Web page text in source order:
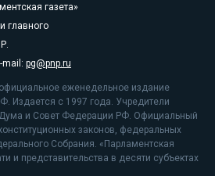
газета»
главного
mail: pg@pnp.ru
еженедельное издание
Издается с 1997 года. Учредители
Дума и Совет Федерации РФ. Официальный
законов, федеральных
Собрания. «Парламентская
и представительства в десяти субъектах